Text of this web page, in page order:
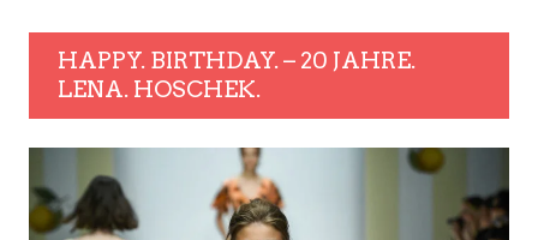
HAPPY. BIRTHDAY. – 20 JAHRE.
LENA. HOSCHEK.